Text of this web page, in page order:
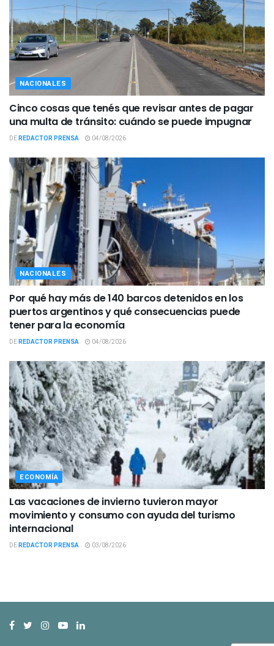
NACIONALES
Cinco cosas que tenés que revisar antes de pagar
una multa de tránsito: cuándo se puede impugnar
DEREDACTOR PRENSA 04/08/2026
NACIONALES
Por qué hay más de 140 barcos detenidos en los
puertos argentinos y qué consecuencias puede
tener para la economía
DEREDACTOR PRENSA 04/08/2026
ECONOMÍA
Las vacaciones de invierno tuvieron mayor
movimiento y consumo con ayuda del turismo
internacional
DEREDACTOR PRENSA 03/08/2026